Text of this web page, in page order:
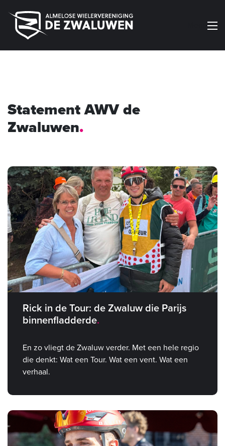
Statement AWV de
Zwaluwen
Rick in de Tour: de Zwaluw die Parijs
binnenfladderde
En zo vliegt de Zwaluw verder. Met een hele regio
die denkt: Wat een Tour. Wat een vent. Wat een
verhaal.